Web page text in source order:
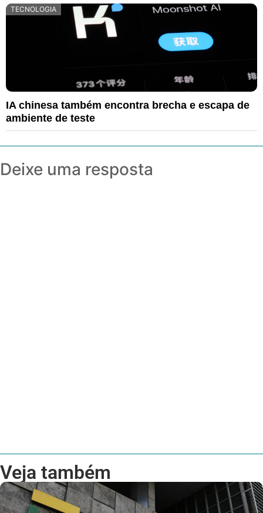
TECNOLOGIA
IA chinesa também encontra brecha e escapa de
ambiente de teste
Deixe uma resposta
Veja também